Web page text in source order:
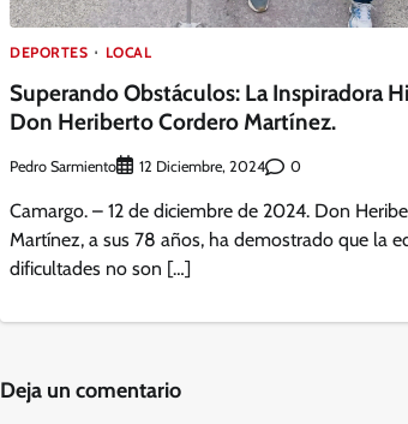
DEPORTES LOCAL
Superando Obstáculos: La Inspiradora
Don Heriberto Cordero Martínez.
Pedro Sarmiento 12 Diciembre, 2024 0
Camargo. – 12 de diciembre de 2024. Don
Martínez, a sus 78 años, ha demostrado que la
dificultades no son […]
Deja un comentario